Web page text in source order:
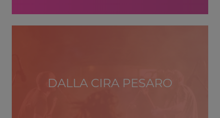
DALLA CIRA PESARO